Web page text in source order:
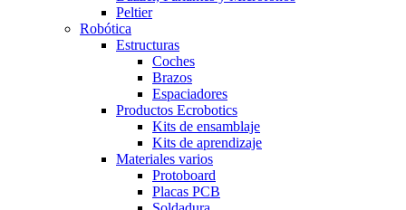
Peltier
Robótica
Estructuras
Coches
Brazos
Espaciadores
Productos Ecrobotics
Kits de ensamblaje
Kits de aprendizaje
Materiales varios
Protoboard
Placas PCB